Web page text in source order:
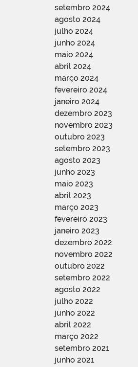
setembro 2024
agosto 2024
julho 2024
junho 2024
maio 2024
abril 2024
março 2024
fevereiro 2024
janeiro 2024
dezembro 2023
novembro 2023
outubro 2023
setembro 2023
agosto 2023
junho 2023
maio 2023
abril 2023
março 2023
fevereiro 2023
janeiro 2023
dezembro 2022
novembro 2022
outubro 2022
setembro 2022
agosto 2022
julho 2022
junho 2022
abril 2022
março 2022
setembro 2021
junho 2021